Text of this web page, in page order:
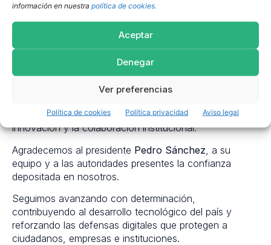
información en nuestra política de cookies.
Aceptar
Denegar
Ver preferencias
Política de cookies Política privacidad Aviso legal
Un reconocimiento al trabajo y dedicación
del equipo de SIRT
La invitación a participar en este encuentro en La
Moncloa representa un importante reconocimiento al
esfuerzo que nuestro equipo realiza cada día.
tecnológica comprometida con la seguridad, la
innovación y la colaboración institucional.
Agradecemos al presidente Pedro Sánchez , a su
equipo y a las autoridades presentes la confianza
depositada en nosotros.
Seguimos avanzando con determinación,
contribuyendo al desarrollo tecnológico del país y
reforzando las defensas digitales que protegen a
ciudadanos, empresas e instituciones.